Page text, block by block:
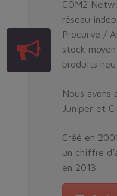
COM2
réseau
Procurve /
stock
produits
Nous avons
Juniper et
Créé en
un chiffre
en 2013.